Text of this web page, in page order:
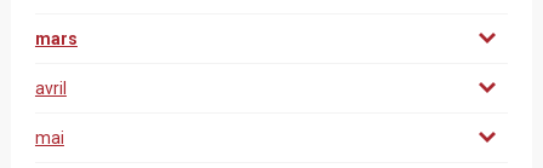
mars
avril
mai